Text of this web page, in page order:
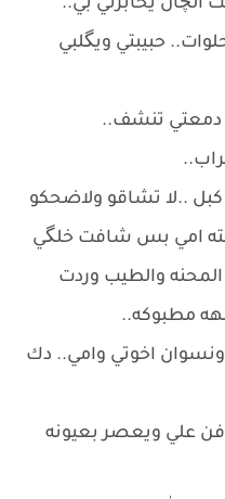
يخابرني بي..
حبيبتي ويگلبي
دمعتي تنشف..
كبل ..لا تشاقو ولاضحكو
امي بس شافت خلگي
والطيب وردت
مطبوكه..
ونسوان اخوتي وامي.. دك
علي ويعصر بعيونه